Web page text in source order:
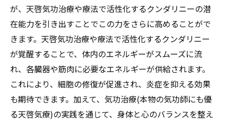
が、天啓気功治療や療法で活性化するクンダリニーの潜
在能力を引き出すことでこの力をさらに高めることがで
きます。天啓気功治療や療法で活性化するクンダリニー
が覚醒することで、体内のエネルギーがスムーズに流
れ、各臓器や筋肉に必要なエネルギーが供給されます。
これにより、細胞の修復が促進され、炎症を抑える効果
も期待できます。加えて、気功治療(本物の気功師にも優
る天啓気療)の実践を通じて、身体と心のバランスを整え